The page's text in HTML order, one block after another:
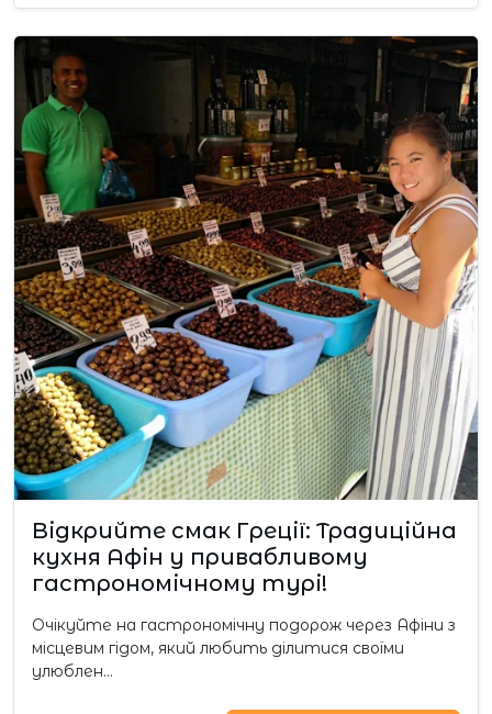
Відкрийте смак Греції: Традиційна
кухня Афін у привабливому
гастрономічному турі!
Очікуйте на гастрономічну подорож через Афіни з
місцевим гідом, який любить ділитися своїми
улюблен…